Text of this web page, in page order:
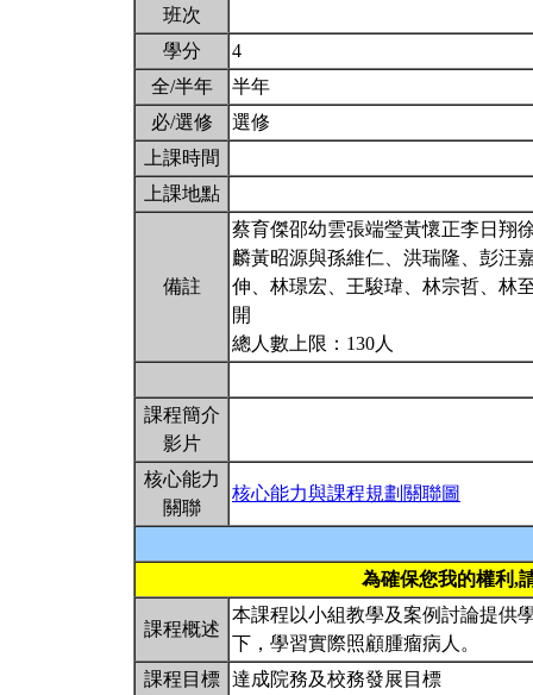
班次
學分
4
全/半年
半年
必/選修
選修
上課時間
上課地點
備註
蔡育傑邵幼雲張端瑩黃懷正李日翔
麟黃昭源與孫維仁、洪瑞隆、彭汪
伸、林璟宏、王駿瑋、林宗哲、林
開
總人數上限：130人
課程簡介
影片
核心能力
關聯
核心能力與課程規劃關聯圖
為確保您我的權利,
課程概述
本課程以小組教學及案例討論提供
下，學習實際照顧腫瘤病人。
課程目標
達成院務及校務發展目標